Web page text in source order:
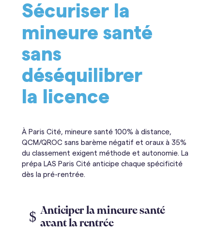
Sécuriser la
mineure santé
sans
déséquilibrer
la licence
À Paris Cité, mineure santé 100% à distance,
QCM/QROC sans barème négatif et oraux à 35%
du classement exigent méthode et autonomie. La
prépa LAS Paris Cité anticipe chaque spécificité
dès la pré-rentrée.
$ Anticiper la mineure santé
avant la rentrée